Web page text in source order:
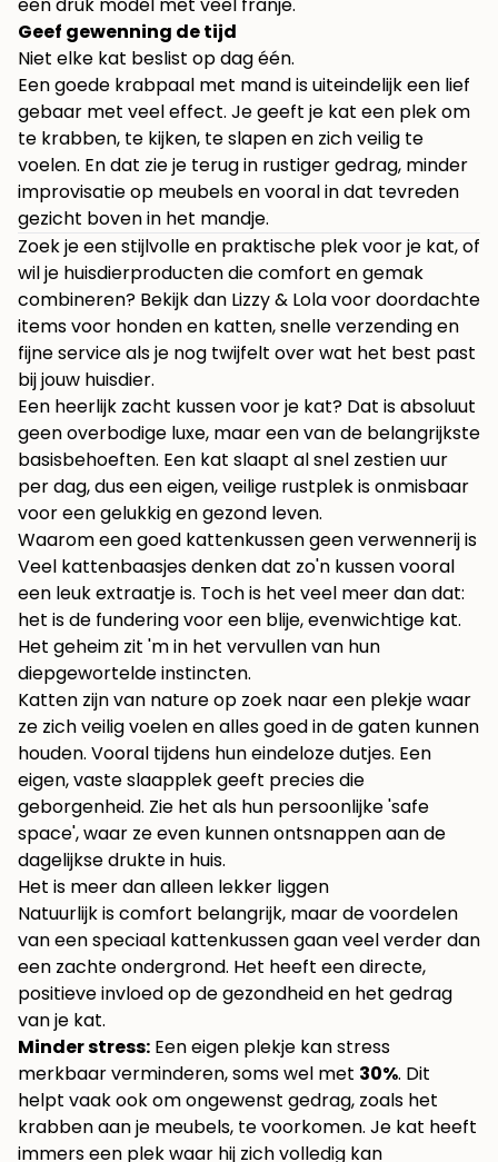
een druk model met veel franje.
Geef gewenning de tijd
Niet elke kat beslist op dag één.
Een goede krabpaal met mand is uiteindelijk een lief
gebaar met veel effect. Je geeft je kat een plek om
te krabben, te kijken, te slapen en zich veilig te
voelen. En dat zie je terug in rustiger gedrag, minder
improvisatie op meubels en vooral in dat tevreden
gezicht boven in het mandje.
Zoek je een stijlvolle en praktische plek voor je kat, of
wil je huisdierproducten die comfort en gemak
combineren? Bekijk dan Lizzy & Lolavoor doordachte
items voor honden en katten, snelle verzending en
fijne service als je nog twijfelt over wat het best past
bij jouw huisdier.
Een heerlijk zacht kussen voor je kat? Dat is absoluut
geen overbodige luxe, maar een van de belangrijkste
basisbehoeften. Een kat slaapt al snel zestien uur
per dag, dus een eigen, veilige rustplek is onmisbaar
voor een gelukkig en gezond leven.
Waarom een goed kattenkussen geen verwennerij is
Veel kattenbaasjes denken dat zo'n kussen vooral
een leuk extraatje is. Toch is het veel meer dan dat:
het is de fundering voor een blije, evenwichtige kat.
Het geheim zit 'm in het vervullen van hun
diepgewortelde instincten.
Katten zijn van nature op zoek naar een plekje waar
ze zich veilig voelen en alles goed in de gaten kunnen
houden. Vooral tijdens hun eindeloze dutjes. Een
eigen, vaste slaapplek geeft precies die
geborgenheid. Zie het als hun persoonlijke 'safe
space', waar ze even kunnen ontsnappen aan de
dagelijkse drukte in huis.
Het is meer dan alleen lekker liggen
Natuurlijk is comfort belangrijk, maar de voordelen
van een speciaal kattenkussen gaan veel verder dan
een zachte ondergrond. Het heeft een directe,
positieve invloed op de gezondheid en het gedrag
van je kat.
Minder stress: Een eigen plekje kan stress
merkbaar verminderen, soms wel met 30%. Dit
helpt vaak ook om ongewenst gedrag, zoals het
krabben aan je meubels, te voorkomen. Je kat heeft
immers een plek waar hij zich volledig kan